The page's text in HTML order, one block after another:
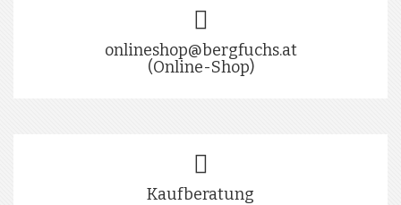
onlineshop@bergfuchs.at
(Online-Shop)
Kaufberatung